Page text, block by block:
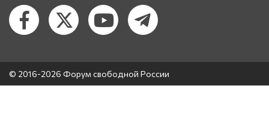
© 2016-2026 Форум свободной России